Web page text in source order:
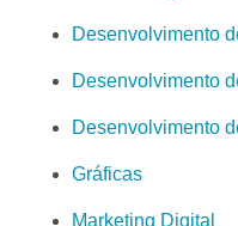
Desenvolvimento
Desenvolvimento
Desenvolvimento
Gráficas
Marketing Digital